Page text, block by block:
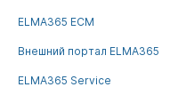
ELMA365 ECM
Внешний портал ELMA365
ELMA365 Service